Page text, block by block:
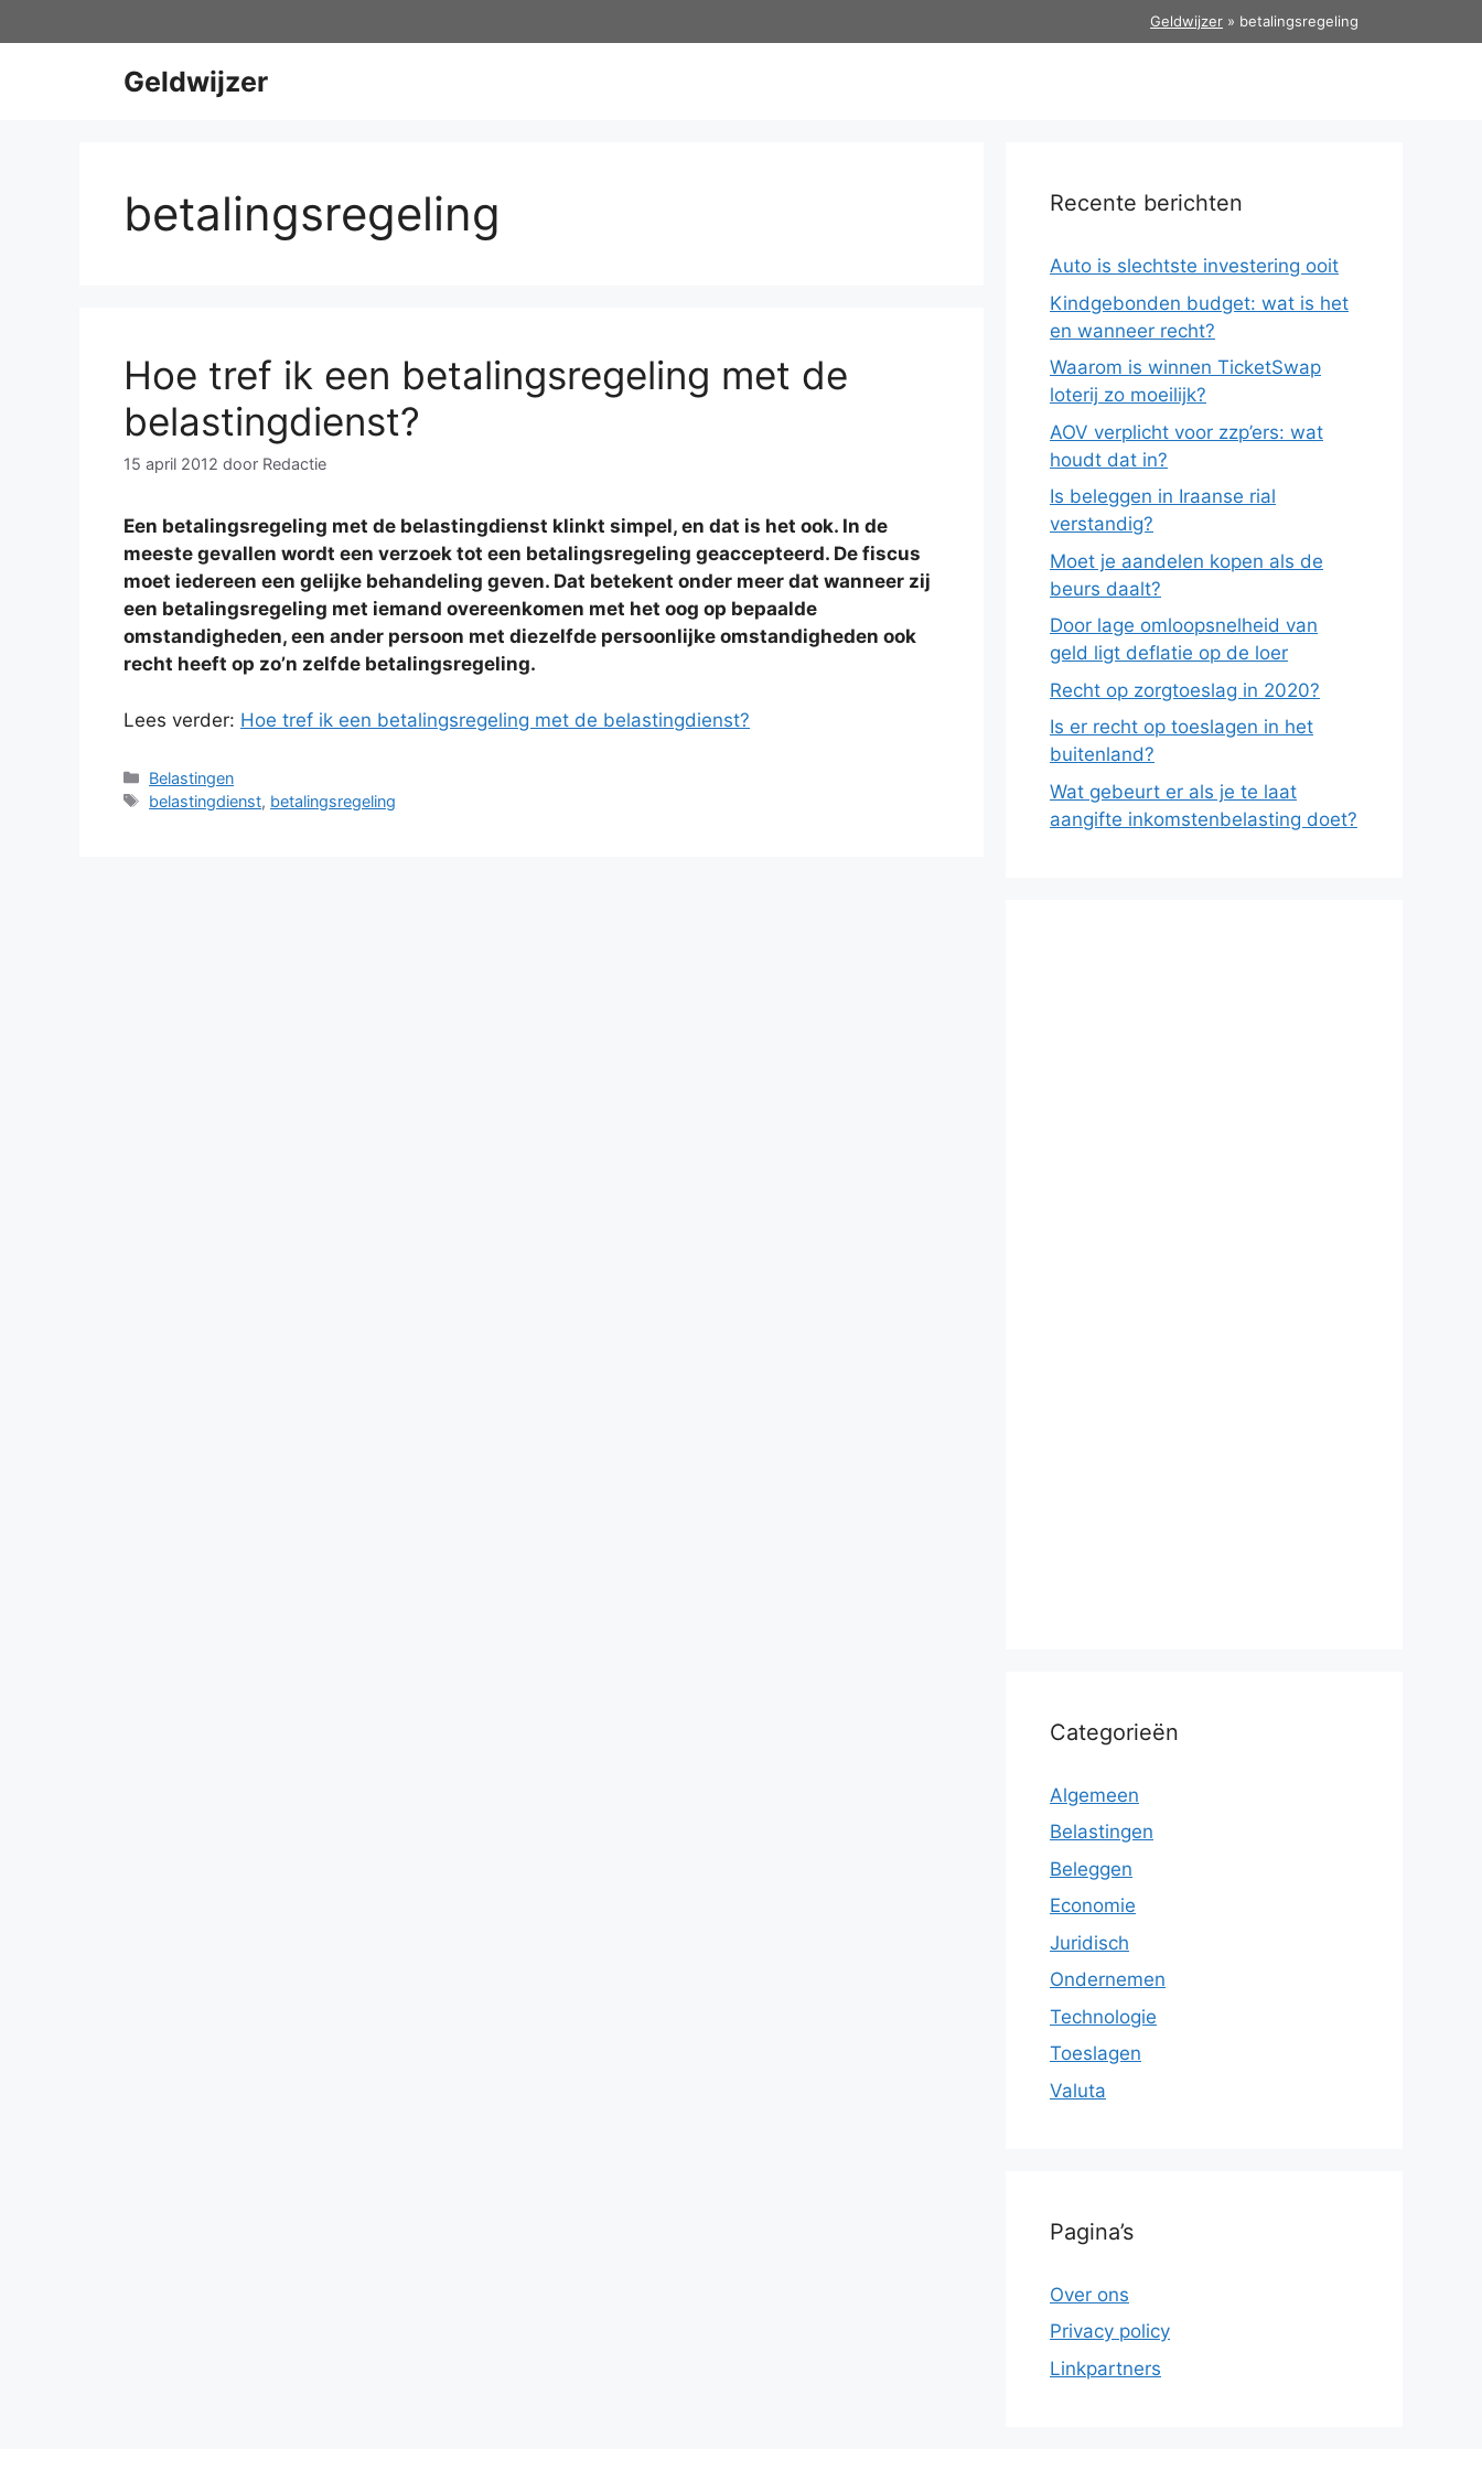
naar
Geldwijzer » betalingsregeling
Geldwijzer
betalingsregeling
Hoe tref ik een betalingsregeling met de
belastingdienst?
15 april 2012 door Redactie
Een betalingsregeling met de belastingdienst klinkt simpel, en dat is het ook. In de
meeste gevallen wordt een verzoek tot een betalingsregeling geaccepteerd. De fiscus
moet iedereen een gelijke behandeling geven. Dat betekent onder meer dat wanneer zij
een betalingsregeling met iemand overeenkomen met het oog op bepaalde
omstandigheden, een ander persoon met diezelfde persoonlijke omstandigheden ook
recht heeft op zo’n zelfde betalingsregeling.
Lees verder: Hoe tref ik een betalingsregeling met de belastingdienst?
Categorieën
Belastingen
Tags
belastingdienst, betalingsregeling
Recente berichten
Auto is slechtste investering ooit
Kindgebonden budget: wat is het
en wanneer recht?
Waarom is winnen TicketSwap
loterij zo moeilijk?
AOV verplicht voor zzp’ers: wat
houdt dat in?
Is beleggen in Iraanse rial
verstandig?
Moet je aandelen kopen als de
beurs daalt?
Door lage omloopsnelheid van
geld ligt deflatie op de loer
Recht op zorgtoeslag in 2020?
Is er recht op toeslagen in het
buitenland?
Wat gebeurt er als je te laat
aangifte inkomstenbelasting doet?
Categorieën
Algemeen
Belastingen
Beleggen
Economie
Juridisch
Ondernemen
Technologie
Toeslagen
Valuta
Pagina’s
Over ons
Privacy policy
Linkpartners